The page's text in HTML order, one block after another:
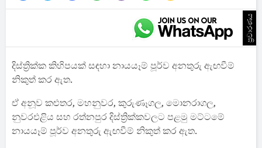
ප්‍රචාරණය
දිස්ත්‍රික්ක කිහිපයක් සඳහා නායයෑම් පූර්ව අනතුරු ඇඟවීම්
නිකුත් කර ඇත.
ඒ අනූව කළුතර, මහනුවර, කුරුණෑගල, මොනරාගල,
නුවරඑළිය සහ රත්නපුර දිස්ත්‍රික්කවලට පළමු මට්ටමේ
නායයෑම් පූර්ව අනතුරු ඇඟවීම් නිකුත් කර ඇත.